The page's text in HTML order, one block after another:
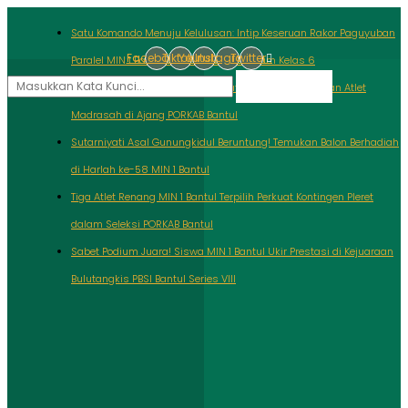
Skip
Satu Komando Menuju Kelulusan: Intip Keseruan Rakor Paguyuban
Paralel MIN 1 Bantul dalam Godok Program Kelas 6
Hattrick Podium Naqeeba Azkarrafif: Bukti Ketangguhan Atlet
Madrasah di Ajang PORKAB Bantul
Sutarniyati Asal Gunungkidul Beruntung! Temukan Balon Berhadiah
di Harlah ke-58 MIN 1 Bantul
Tiga Atlet Renang MIN 1 Bantul Terpilih Perkuat Kontingen Pleret
dalam Seleksi PORKAB Bantul
Sabet Podium Juara! Siswa MIN 1 Bantul Ukir Prestasi di Kejuaraan
Bulutangkis PBSI Bantul Series VIII
Facebook
TiktokYoutube
Instagram
Twitter